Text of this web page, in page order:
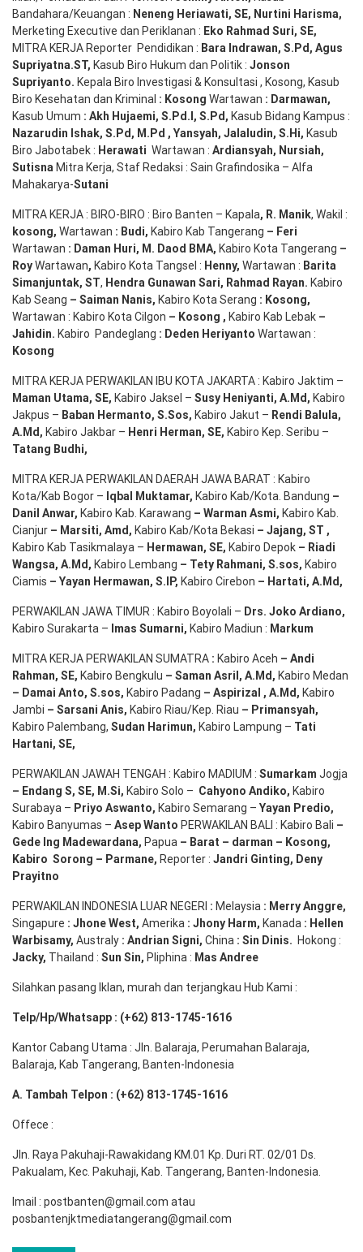
Bandahara/Keuangan : Neneng Heriawati, SE, Nurtini Harisma,
Merketing Executive dan Periklanan : Eko Rahmad Suri, SE,
MITRA KERJA Reporter Pendidikan : Bara Indrawan, S.Pd , Agus
Supriyatna.ST, Kasub Biro Hukum dan Politik : Jonson
Supriyanto. Kepala Biro Investigasi & Konsultasi , Kosong, Kasub
Biro Kesehatan dan Kriminal : Kosong Wartawan : Darmawan,
Kasub Umum : Akh Hujaemi, S.Pd.I, S.Pd , Kasub Bidang Kampus :
Nazarudin Ishak, S.Pd , M.Pd , Yansyah, Jalaludin, S.Hi, Kasub
Biro Jabotabek : Herawati Wartawan : Ardiansyah, Nursiah,
Sutisna Mitra Kerja, Staf Redaksi : Sain Grafindosika – Alfa
Mahakarya-Sutani
MITRA KERJA : BIRO-BIRO : Biro Banten – Kapala, R. Manik, Wakil :
kosong, Wartawan : Budi, Kabiro Kab Tangerang – Feri
Wartawan : Daman Huri, M. Daod BMA, Kabiro Kota Tangerang –
RoyWartawan, Kabiro Kota Tangsel : Henny, Wartawan : Barita
Simanjuntak, ST, Hendra Gunawan Sari, Rahmad Rayan. Kabiro
Kab Seang – Saiman Nanis, Kabiro Kota Serang : Kosong,
Wartawan : Kabiro Kota Cilgon – Kosong , Kabiro Kab Lebak –
Jahidin. Kabiro Pandeglang : Deden Heriyanto Wartawan :
Kosong
MITRA KERJA PERWAKILAN IBU KOTA JAKARTA : Kabiro Jaktim –
Maman Utama, SE, Kabiro Jaksel – Susy Heniyanti, A.Md , Kabiro
Jakpus – Baban Hermanto, S.Sos, Kabiro Jakut – Rendi Balula,
A.Md , Kabiro Jakbar – Henri Herman, SE, Kabiro Kep. Seribu –
Tatang Budhi,
MITRA KERJA PERWAKILAN DAERAH JAWA BARAT : Kabiro
Kota/Kab Bogor – Iqbal Muktamar, Kabiro Kab/Kota. Bandung –
Danil Anwar, Kabiro Kab. Karawang – Warman Asmi, Kabiro Kab.
Cianjur – Marsiti, Amd , Kabiro Kab/Kota Bekasi – Jajang, ST ,
Kabiro Kab Tasikmalaya – Hermawan, SE, Kabiro Depok – Riadi
Wangsa, A.Md , Kabiro Lembang – Tety Rahmani, S.sos, Kabiro
Ciamis – Yayan Hermawan, S.IP, Kabiro Cirebon – Hartati, A.Md ,
PERWAKILAN JAWA TIMUR : Kabiro Boyolali – Drs. Joko Ardiano,
Kabiro Surakarta – Imas Sumarni, Kabiro Madiun : Markum
MITRA KERJA PERWAKILAN SUMATRA : Kabiro Aceh – Andi
Rahman, SE, Kabiro Bengkulu – Saman Asril , A.Md , Kabiro Medan
– Damai Anto, S.sos, Kabiro Padang – Aspirizal , A.Md , Kabiro
Jambi – Sarsani Anis, Kabiro Riau/Kep. Riau – Primansyah,
Kabiro Palembang, Sudan Harimun, Kabiro Lampung – Tati
Hartani, SE,
PERWAKILAN JAWAH TENGAH : Kabiro MADIUM : Sumarkam Jogja
– Endang S, SE, M.Si, Kabiro Solo – Cahyono Andiko, Kabiro
Surabaya – Priyo Aswanto, Kabiro Semarang – Yayan Predio,
Kabiro Banyumas – AsepWanto PERWAKILAN BALI : Kabiro Bali –
Gede Ing Madewardana, Papua – Barat – darman – Kosong,
Kabiro Sorong – Parmane, Reporter : Jandri Ginting, Deny
Prayitno
PERWAKILAN INDONESIA LUAR NEGERI : Melaysia : MerryAnggre,
Singapure : JhoneWest, Amerika : Jhony Harm, Kanada : Hellen
Warbisamy, Australy : Andrian Signi, China : Sin Dinis. Hokong :
Jacky, Thailand : Sun Sin, Pliphina : Mas Andree
Silahkan pasang Iklan, murah dan terjangkau Hub Kami :
Telp/Hp/Whatsapp : (+62) 813-1745-1616
Kantor Cabang Utama : Jln. Balaraja, Perumahan Balaraja,
Balaraja, Kab Tangerang, Banten-Indonesia
A. Tambah Telpon : (+62) 813-1745-1616
Offece :
Jln. Raya Pakuhaji-Rawakidang KM.01 Kp. Duri RT. 02/01 Ds.
Pakualam, Kec. Pakuhaji, Kab. Tangerang, Banten-Indonesia.
Imail : postbanten@gmail.com atau
posbantenjktmediatangerang@gmail.com